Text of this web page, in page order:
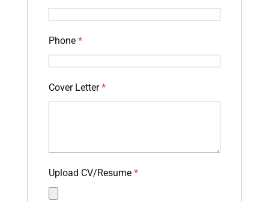
Phone *
Cover Letter*
Upload CV/Resume *